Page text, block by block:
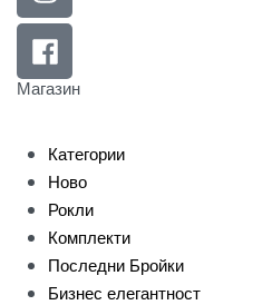
Магазин
Категории
Ново
Рокли
Комплекти
Последни Бройки
Бизнес елегантност